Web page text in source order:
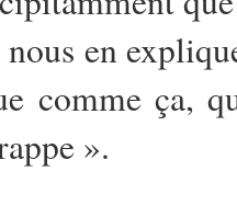
en
comme ça,
».